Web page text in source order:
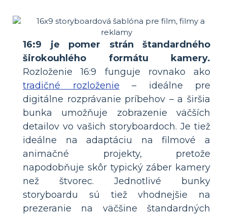
16:9 je pomer strán štandardného
širokouhlého formátu kamery.
Rozloženie 16:9 funguje rovnako ako
tradičné rozloženie – ideálne pre
digitálne rozprávanie príbehov – a širšia
bunka umožňuje zobrazenie väčších
detailov vo vašich storyboardoch. Je tiež
ideálne na adaptáciu na filmové a
animačné projekty, pretože
napodobňuje skôr typický záber kamery
než štvorec. Jednotlivé bunky
storyboardu sú tiež vhodnejšie na
prezeranie na väčšine štandardných